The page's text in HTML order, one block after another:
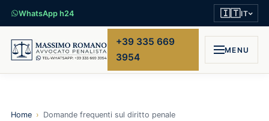
WhatsApp h24 🇮🇹IT
+39 335 669
3954
MENU
Home › Domande frequenti sul diritto penale